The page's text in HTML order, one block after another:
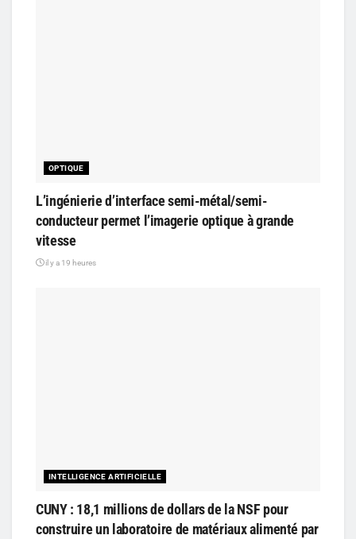
OPTIQUE
L’ingénierie d’interface semi-métal/semi-
conducteur permet l’imagerie optique à grande
vitesse
il y a 19 heures
INTELLIGENCE ARTIFICIELLE
CUNY : 18,1 millions de dollars de la NSF pour
construire un laboratoire de matériaux alimenté par